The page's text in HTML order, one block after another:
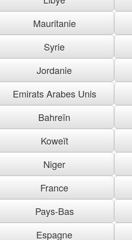
Mauritanie
Syrie
Jordanie
Emirats Arabes Unis
Bahreïn
Koweït
Niger
France
Pays-Bas
Espagne